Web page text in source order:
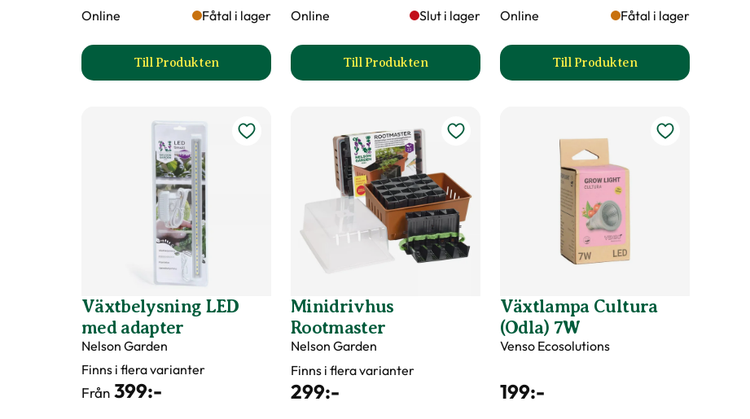
Online
Fåtal i lager
Till Produkten
till Fiberpots / Fiberkruka produktsida
Online
Slut i lager
Till Produkten
till Sticketikett färg plast produktsida
Online
Fåtal i lager
Till Produkten
till Odlingstråg produktsida
Växtbelysning LED
med adapter
Nelson Garden
Finns i flera varianter
Från 399:-
Minidrivhus
Rootmaster
Nelson Garden
Finns i flera varianter
299:-
Växtlampa Cultura
(Odla) 7W
Venso Ecosolutions
199:-